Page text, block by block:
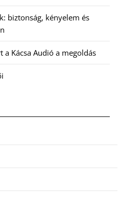
biztonság, kényelem és
a Kácsa Audió a megoldás